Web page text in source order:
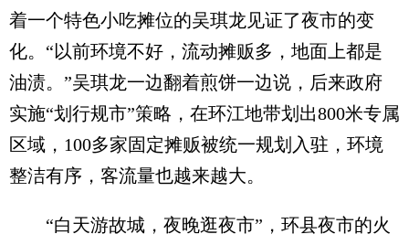
着一个特色小吃摊位的吴琪龙见证了夜市的变
化。“以前环境不好，流动摊贩多，地面上都是
油渍。”吴琪龙一边翻着煎饼一边说，后来政府
实施“划行规市”策略，在环江地带划出800米专属
区域，100多家固定摊贩被统一规划入驻，环境
整洁有序，客流量也越来越大。
“白天游故城，夜晚逛夜市”，环县夜市的火